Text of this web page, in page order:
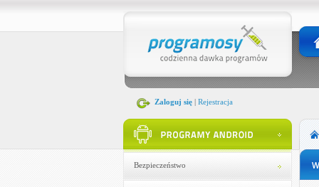
Zaloguj się| Rejestracja
Bezpieczeństwo